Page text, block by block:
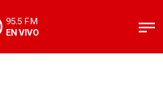
95.5 FM
EN VIVO